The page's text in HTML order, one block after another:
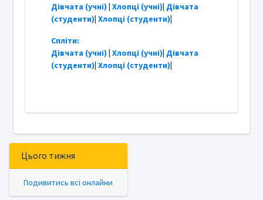
Дівчата (учні) | Хлопці (учні)| Дівчата
(студенти)| Хлопці (студенти)|
Спліти:
Дівчата (учні) | Хлопці (учні)| Дівчата
(студенти)| Хлопці (студенти)|
Цього тижня
Подивитись всі онлайни